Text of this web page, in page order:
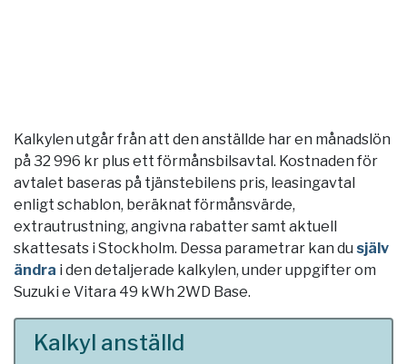
Kalkylen utgår från att den anställde har en månadslön
på 32 996 kr plus ett förmånsbilsavtal. Kostnaden för
avtalet baseras på tjänstebilens pris, leasingavtal
enligt schablon, beräknat förmånsvärde,
extrautrustning, angivna rabatter samt aktuell
skattesats i Stockholm. Dessa parametrar kan du själv
ändra i den detaljerade kalkylen, under uppgifter om
Suzuki e Vitara 49 kWh 2WD Base.
Kalkyl anställd